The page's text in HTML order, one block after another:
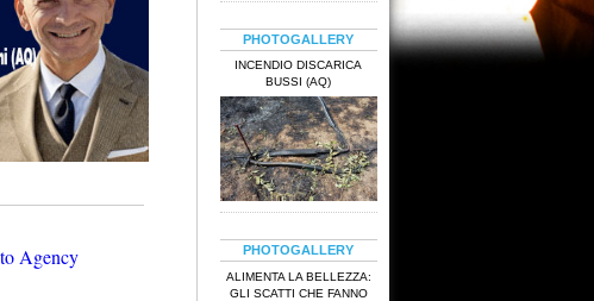
PHOTOGALLERY
INCENDIO DISCARICA
BUSSI (AQ)
PHOTOGALLERY
ALIMENTA LA BELLEZZA:
GLI SCATTI CHE FANNO